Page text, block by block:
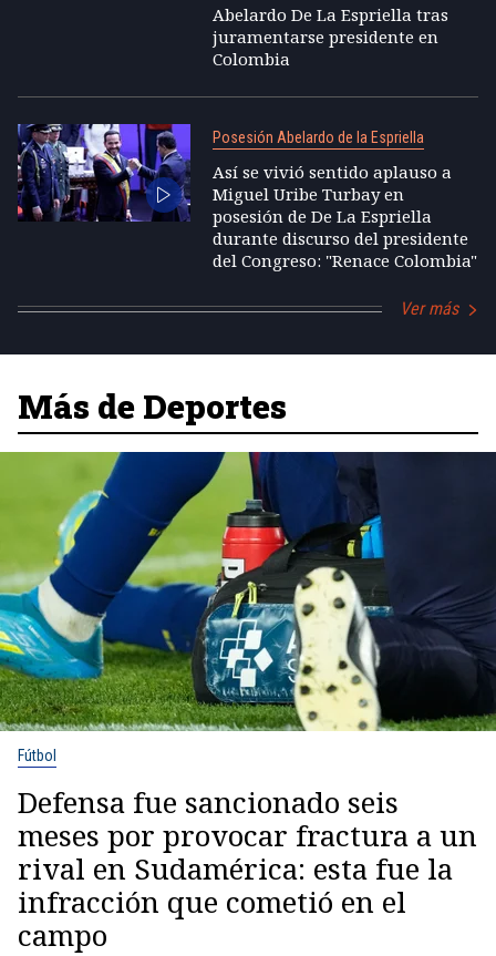
Abelardo De La Espriella tras
juramentarse presidente en
Colombia
Posesión Abelardo de la Espriella
Así se vivió sentido aplauso a
Miguel Uribe Turbay en
posesión de De La Espriella
durante discurso del presidente
del Congreso: "Renace Colombia"
Ver más
Más de Deportes
Fútbol
Defensa fue sancionado seis
meses por provocar fractura a un
rival en Sudamérica: esta fue la
infracción que cometió en el
campo